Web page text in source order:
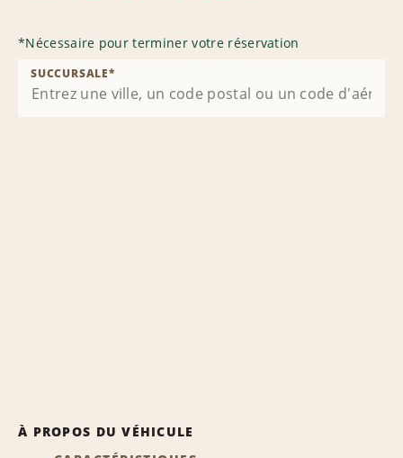
*Nécessaire pour terminer votre réservation
SUCCURSALE*
À PROPOS DU VÉHICULE